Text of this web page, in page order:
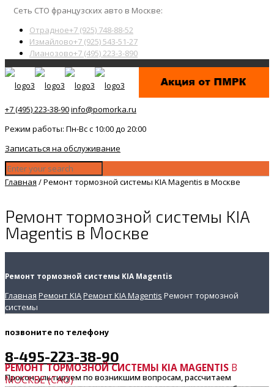
Сеть СТО французских авто в Москве:
Отрадное+7 (925) 748-88-52
Измайлово+7 (925) 543-51-27
Лианозово+7 (495) 223-3-890
+7 (495) 223-38-90info@pomorka.ru
Режим работы: Пн-Вс с 10:00 до 20:00
Записаться на обслуживание
Главная /Ремонт тормозной системы KIA Magentis в Москве
Ремонт тормозной системы KIA
Magentis в Москве
Ремонт тормозной системы KIA Magentis
Главная Ремонт KIAРемонт KIA Magentis Ремонт тормозной
системы
позвоните по телефону
8-495-223-38-90
Проконсультируем по возникшим вопросам, рассчитаем
РЕМОНТ ТОРМОЗНОЙ СИСТЕМЫ KIA MAGENTIS В
МОСКВЕ (САО)